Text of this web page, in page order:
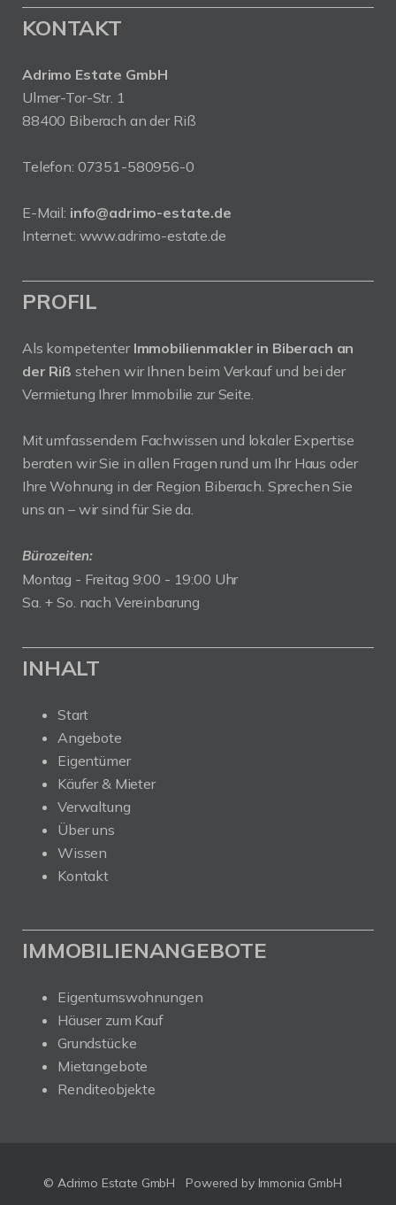
KONTAKT
Adrimo Estate GmbH
Ulmer-Tor-Str. 1
88400 Biberach an der Riß
Telefon: 07351-580956-0
E-Mail: info@adrimo-estate.de
Internet: www.adrimo-estate.de
PROFIL
Als kompetenter Immobilienmakler in Biberach an
der Riß stehen wir Ihnen beim Verkauf und bei der
Vermietung Ihrer Immobilie zur Seite.
Mit umfassendem Fachwissen und lokaler Expertise
beraten wir Sie in allen Fragen rund um Ihr Haus oder
Ihre Wohnung in der Region Biberach. Sprechen Sie
uns an – wir sind für Sie da.
Bürozeiten:
Montag - Freitag 9:00 - 19:00 Uhr
Sa. + So. nach Vereinbarung
INHALT
Start
Angebote
Eigentümer
Käufer & Mieter
Verwaltung
Über uns
Wissen
Kontakt
IMMOBILIENANGEBOTE
Eigentumswohnungen
Häuser zum Kauf
Grundstücke
Mietangebote
Renditeobjekte
© Adrimo Estate GmbH
Powered by Immonia GmbH